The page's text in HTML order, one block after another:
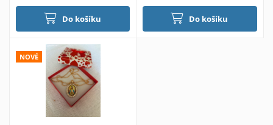
Do košíku Do košíku
NOVÉ